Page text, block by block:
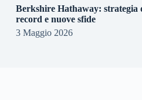
Berkshire Hathaway:
record e nuove sfide
3 Maggio 2026